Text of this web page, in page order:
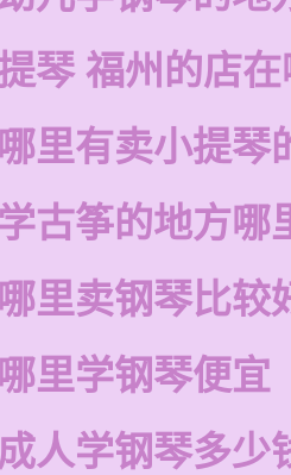
琴 福州的店
里有卖小提琴
古筝的地方哪
里卖钢琴比较
里学钢琴便宜
人学钢琴多少